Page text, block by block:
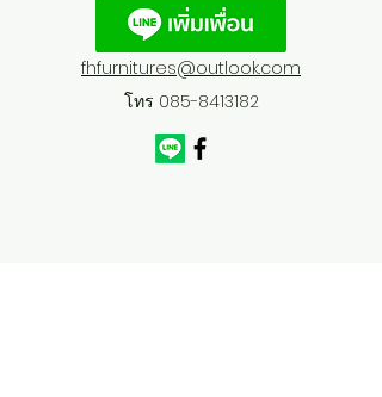
fhfurnitures@outlook.com
โทร 085-8413182